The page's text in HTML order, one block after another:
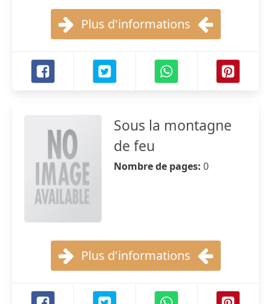
Plus d'informations
Sous la montagne
de feu
Nombre de pages: 0
Plus d'informations